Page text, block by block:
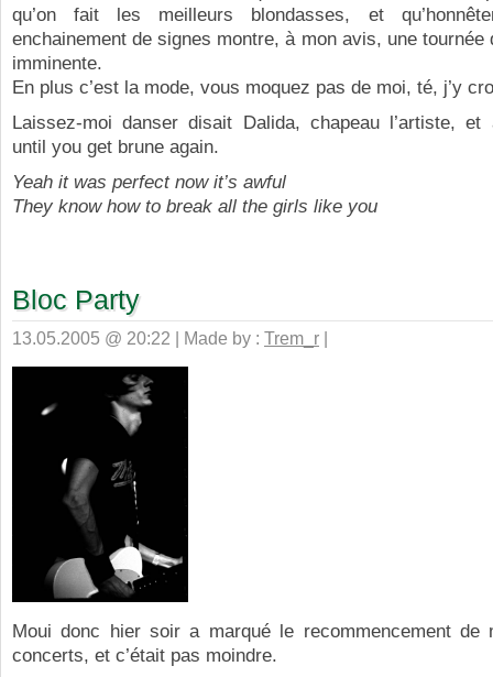
qu’on fait les meilleurs blondasses, et
enchainement de signes montre, à mon avis, une tournée
imminente.
En plus c’est la mode, vous moquez pas de moi, té, j’y
Laissez-moi danser disait Dalida, chapeau l’artiste, et
until you get brune again.
Yeah it was perfect now it’s awful
They know how to break all the girls like you
Bloc Party
13.05.2005 @ 20:22 | Made by : Trem_r
Moui donc hier soir a marqué le recommencement de
concerts, et c’était pas moindre.